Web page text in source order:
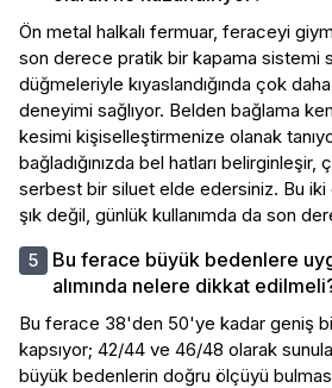
Ön metal halkalı fermuar, feraceyi
son derece pratik bir kapama sistemi
düğmeleriyle kıyaslandığında çok
deneyimi sağlıyor. Belden bağlama
kesimi kişiselleştirmenize olanak
bağladığınızda bel hatları
serbest bir siluet elde edersiniz. Bu iki
şık değil, günlük kullanımda da son
Bu ferace büyük bedenlere
alımında nelere dikkat
Bu ferace 38'den 50'ye kadar geniş bir
kapsıyor; 42/44 ve 46/48 olarak
büyük bedenlerin doğru ölçüyü